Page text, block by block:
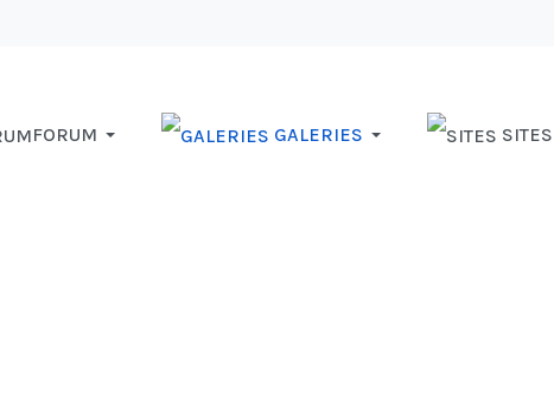
FORUM GALERIES SITES